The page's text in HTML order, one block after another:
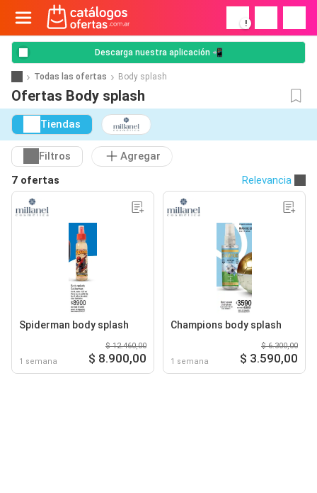
!
Descarga nuestra aplicación 📲
Todas las ofertas Body splash
Ofertas Body splash
Tiendas
Filtros
Agregar
7 ofertas
Relevancia
Spiderman body splash
1 semana
$ 12.460,00
$ 8.900,00
Champions body splash
1 semana
$ 6.300,00
$ 3.590,00